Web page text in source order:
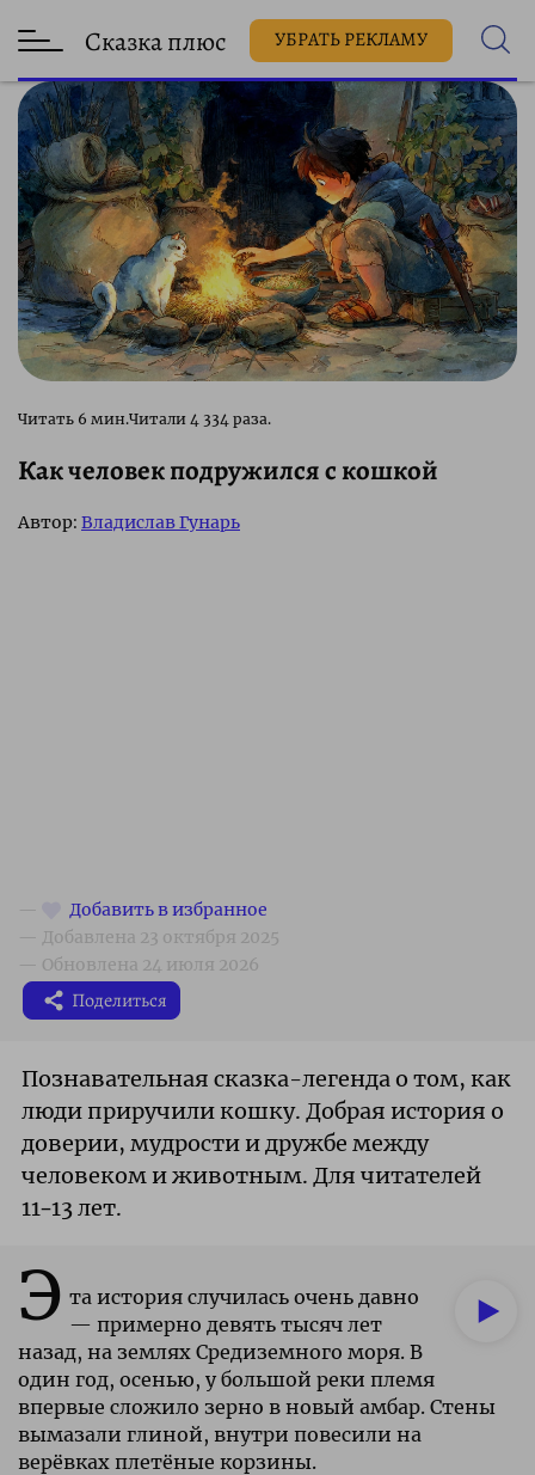
Сказка плюс УБРАТЬ РЕКЛАМУ
4 334 раза.
Как человек подружился с кошкой
Автор: Владислав Гунарь
Поделиться
Познавательная сказка-легенда о том, как
люди приручили кошку. Добрая история о
доверии, мудрости и дружбе между
человеком и животным. Для читателей
11–13 лет.
Э та история случилась очень давно
— примерно девять тысяч лет
назад, на землях Средиземного моря. В
один год, осенью, у большой реки племя
впервые сложило зерно в новый амбар. Стены
вымазали глиной, внутри повесили на
верёвках плетёные корзины.